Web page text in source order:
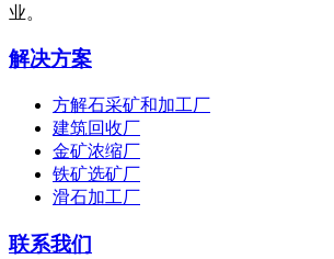
业。
解决方案
方解石采矿和加工厂
建筑回收厂
金矿浓缩厂
铁矿选矿厂
滑石加工厂
联系我们